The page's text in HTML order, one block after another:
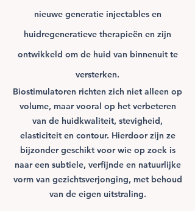
nieuwe generatie injectables en
huidregeneratieve therapieën en zijn
ontwikkeld om de huid van binnenuit te
versterken.
Biostimulatoren richten zich niet alleen op
volume, maar vooral op het verbeteren
van de huidkwaliteit, stevigheid,
elasticiteit en contour. Hierdoor zijn ze
bijzonder geschikt voor wie op zoek is
naar een subtiele, verfijnde en natuurlijke
vorm van gezichtsverjonging, met behoud
van de eigen uitstraling.